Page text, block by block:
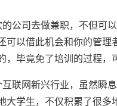
公司去做兼职，不但可
可以借此机会和你的管
毕竟免了培训的过程，
联网新兴行业，虽然瞬
大学生，不仅积累了很